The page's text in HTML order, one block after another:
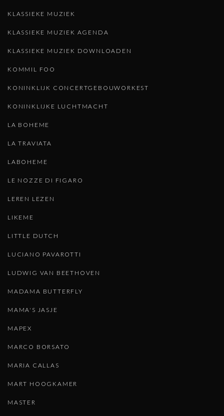
KLASSIEKE MUZIEK
KLASSIEKE MUZIEK AGENDA
KLASSIEKE MUZIEK DOWNLOADEN
KOMMIL FOO
KONINKLIJK CONCERTGEBOUWORKEST
KONINKLIJKE LUCHTMACHT
LA BOHEME
LA TRAVIATA
LABOHEME
LE NOZZE DI FIGARO
LEREN LEZEN
LIKEME
LITTLE DUTCH
LUCIANO PAVAROTTI
LUDWIG VAN BEETHOVEN
MADAMA BUTTERFLY
MAMA'S JASJE
MAPEX
MARCO BORSATO
MARIA CALLAS
MART HOOGKAMER
MASTER